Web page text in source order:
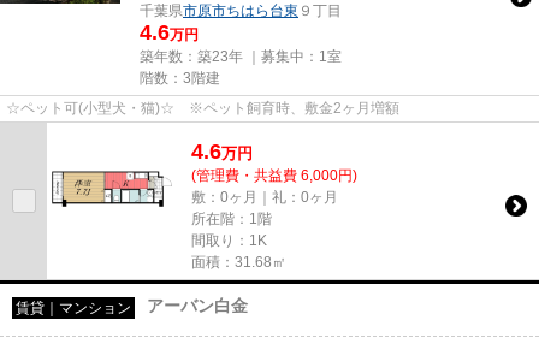
千葉県市原市ちはら台東 ９丁目
4.6万円
築年数：築23年 ｜募集中： 1室
階数：3階建
☆ペット可(小型犬・猫)☆ ※ペット飼育時、敷金2ヶ月増額
4.6万円
(管理費・共益費 6,000円)
敷：0ヶ月｜礼：0ヶ月
所在階：1階
間取り：1K
面積：31.68㎡
賃貸｜マンション アーバン白金